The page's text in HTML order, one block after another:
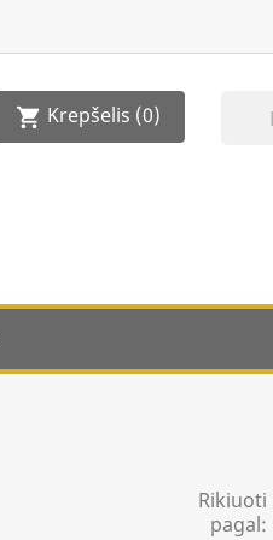
shopping_cart Krepšelis (0)
Rikiuoti
pagal: